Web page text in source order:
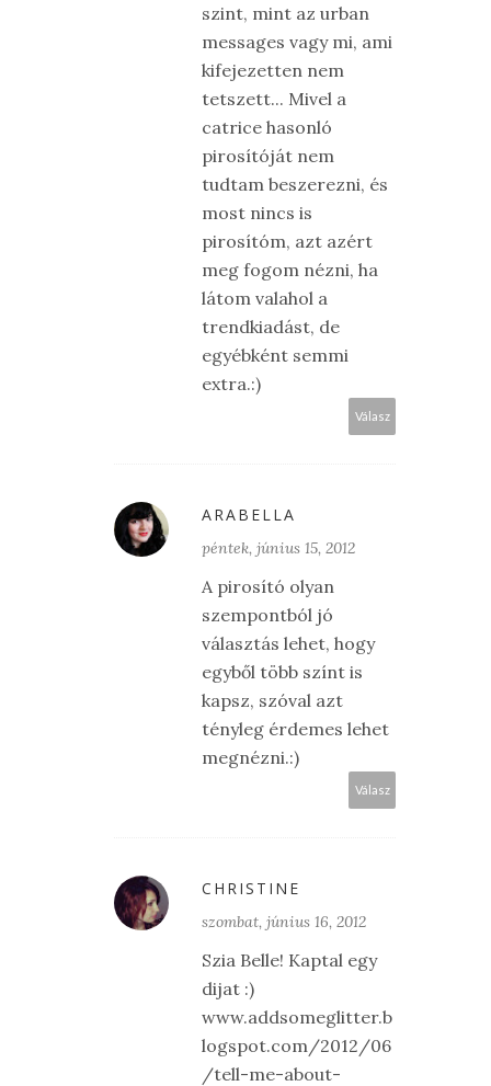
szint, mint az urban
messages vagy mi, ami
kifejezetten nem
tetszett... Mivel a
catrice hasonló
pirosítóját nem
tudtam beszerezni, és
most nincs is
pirosítóm, azt azért
meg fogom nézni, ha
látom valahol a
trendkiadást, de
egyébként semmi
extra.:)
Válasz
ARABELLA
péntek, június 15, 2012
A pirosító olyan
szempontból jó
választás lehet, hogy
egyből több színt is
kapsz, szóval azt
tényleg érdemes lehet
megnézni.:)
Válasz
CHRISTINE
szombat, június 16, 2012
Szia Belle! Kaptal egy
dijat :)
www.addsomeglitter.b
logspot.com/2012/06
/tell-me-about-